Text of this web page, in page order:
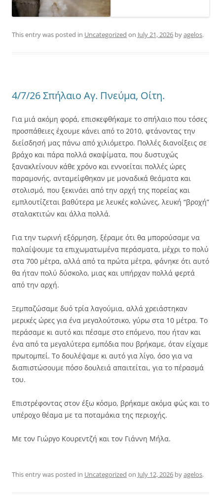
This entry was posted in Uncategorized on July 21, 2026 byagelos.
4/7/26 Σπήλαιο Αγ. Πνεύμα, Οίτη.
Για μιά ακόμη φορά, επισκεφθήκαμε το σπήλαιο που τόσες
προσπάθειες έχουμε κάνει από το 2010, φτάνοντας την
διείσδησή μας πάνω από χιλιόμετρο. Πολλές διανοίξεις σε
βράχο και πάρα πολλά σκαψίματα, που δυστυχώς
ξανακλείνουν κάθε χρόνο και εννοείται πολλές ώρες
παραμονής, ανταμείφθηκαν με μοναδικά θεάματα και
στολισμό, που ξεκινάει από την αρχή της πορείας και
εμπλουτίζεται βαθύτερα με λευκές κολώνες, λευκή “βροχή”
σταλακτιτών και άλλα πολλά.
Για την τωρινή εξόρμηση, ξέραμε ότι θα μπορούσαμε να
παλαίψουμε τα επιχωματωμένα περάσματα, μέχρι το πολύ
στα 700 μέτρα, αλλά από τα πρώτα μέτρα, φάνηκε ότι αυτό
θα ήταν πολύ δύσκολο, μιας και υπήρχαν πολλά φερτά
από την αρχή.
Ξεμπαζώσαμε δυό τρία λαγούμια, αλλά χρειάστηκαν
μερικές ώρες για ένα μεγαλούτσικο, γύρω στα 10 μέτρα. Το
περάσαμε κι αυτό και πέσαμε στο επόμενο, που ήταν και
ένα από τα μεγαλύτερα εμπόδια που βρήκαμε, όταν είχαμε
πρωτομπεί. Το δουλέψαμε κι αυτό για λίγο, όσο για να
διαπιστώσουμε πόσο δουλειά απαιτείται, για το πέρασμά
του.
Επιστρέφοντας στον έξω κόσμο, βρήκαμε ακόμα φώς και το
υπέροχο θέαμα με τα ποταμάκια της περιοχής.
Με τον Γιώργο Κουρεντζή και τον Γιάννη Μήλα.
This entry was posted in Uncategorized on July 12, 2026 byagelos.